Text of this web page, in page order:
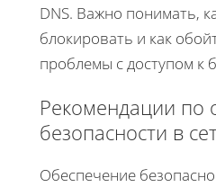
DNS. Важно понимать,
блокировать и как
проблемы с доступом к
Рекомендации по
безопасности в
Обеспечение